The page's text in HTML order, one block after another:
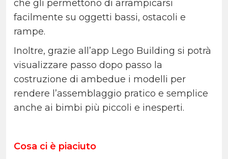
che gli permettono di arrampicarsi
facilmente su oggetti bassi, ostacoli e
rampe.
Inoltre, grazie all’app Lego Building si potrà
visualizzare passo dopo passo la
costruzione di ambedue i modelli per
rendere l’assemblaggio pratico e semplice
anche ai bimbi più piccoli e inesperti.
Cosa ci è piaciuto